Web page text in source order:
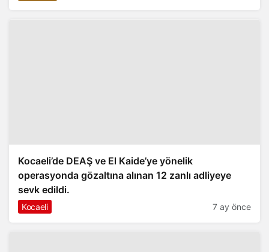
Kocaeli’de DEAŞ ve El Kaide’ye yönelik
operasyonda gözaltına alınan 12 zanlı adliyeye
sevk edildi.
Kocaeli 7 ay önce